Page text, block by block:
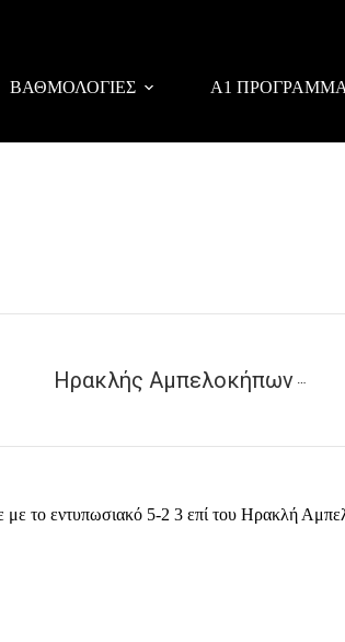
ΒΑΘΜΟΛΟΓΙΕΣ Α1
Ηρακλής Αμπελοκήπων
με το εντυπωσιακό 5-2 3 επί του Ηρακλή